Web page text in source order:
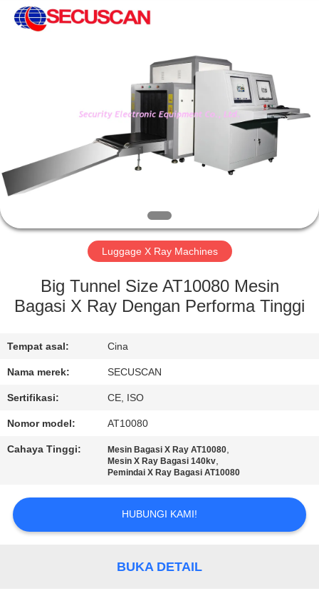
PRODUK
TENTANG
KAMI
TUR
KONTROL
HUBUNGI
KAMI
PENAWARAN
SECURITY
ELECTRONIC
EQUIPMENT
Luggage X Ray Machines
Big Tunnel Size AT10080 Mesin
Bagasi X Ray Dengan Performa Tinggi
Tempat asal: Cina
Nama merek: SECUSCAN
Sertifikasi: CE, ISO
Nomor model: AT10080
Cahaya Tinggi: Mesin Bagasi X Ray AT10080,
Mesin X Ray Bagasi 140kv,
Pemindai X Ray Bagasi AT10080
HUBUNGI KAMI!
BUKA DETAIL